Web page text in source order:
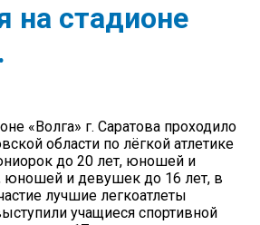
на стадионе
«Волга» г. Саратова проходило
области по лёгкой атлетике
до 20 лет, юношей и
юношей и девушек до 16 лет, в
лучшие легкоатлеты
учащиеся спортивной